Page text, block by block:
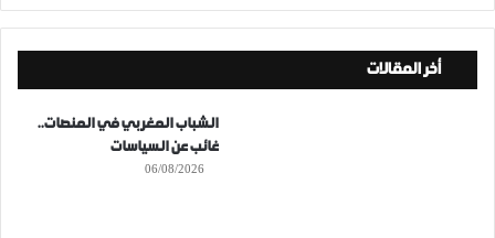
أخر المقالات
الشباب المغربي في المنصات..
غائب عن السياسات
06/08/2026